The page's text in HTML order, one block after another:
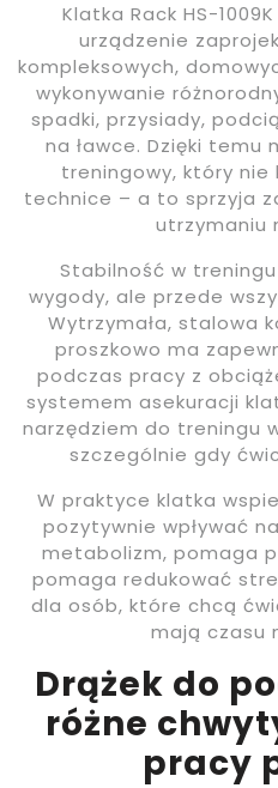
Klatka Rack HS-
urządzenie
kompleksowych,
wykonywanie
spadki, przysiady,
na ławce. Dzięki temu
treningowy, który nie
technice – a to sprzyja
utrzymaniu
Stabilność w
wygody, ale przede
Wytrzymała, stalowa
proszkowo ma
podczas pracy z
systemem asekuracji
narzędziem do treningu
szczególnie gdy
W praktyce klatka
pozytywnie wpływać
metabolizm, pomaga
pomaga redukować
dla osób, które chcą
mają czasu
Drążek do
różne
pracy